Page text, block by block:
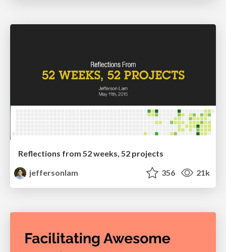
Reflections from 52 weeks, 52 projects
jeffersonlam
356 21k